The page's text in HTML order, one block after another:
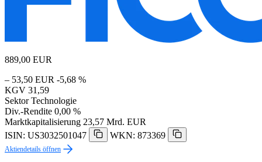
889,00 EUR
– 53,50 EUR -5,68 %
KGV 31,59
Sektor Technologie
Div.-Rendite 0,00 %
Marktkapitalisierung 23,57 Mrd. EUR
ISIN: US3032501047
WKN: 873369
Aktiendetails öffnen